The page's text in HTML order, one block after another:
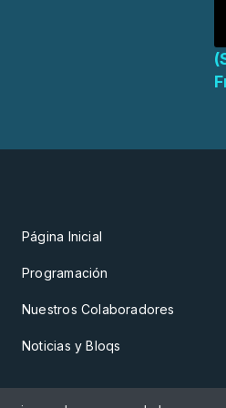
Página Inicial
Programación
Nuestros Colaboradores
Noticias y Bloqs